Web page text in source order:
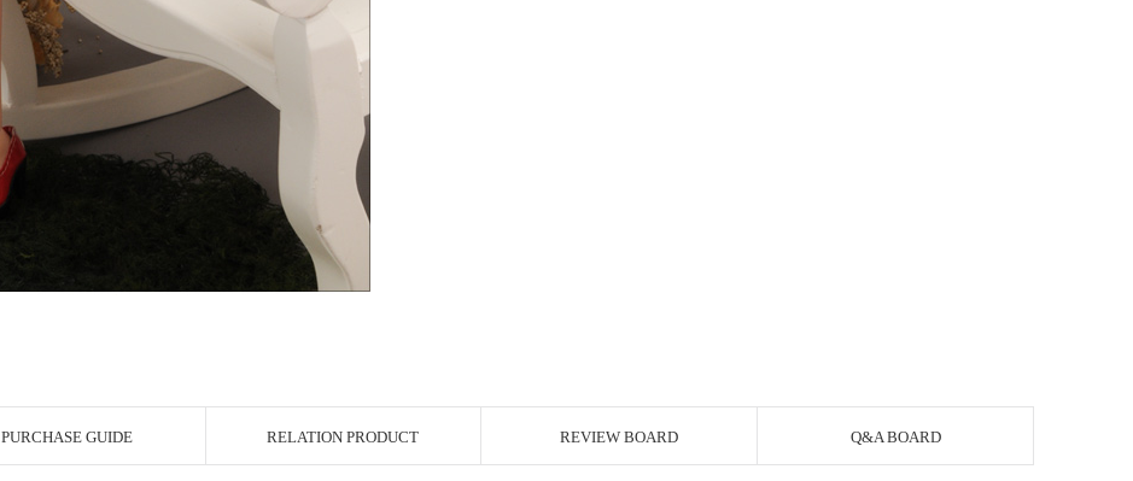
PURCHASE GUIDE RELATION PRODUCT REVIEW BOARD Q&A BOARD